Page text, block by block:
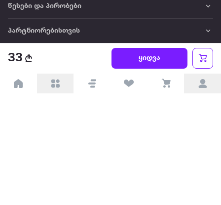
33 ყიდვა
წესები და პირობები
პარტნიორებისთვის
ტრენდული
პოპულარული